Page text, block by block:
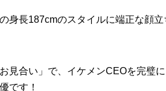
身長187cmのスタイルに端正な顔立
見合い」で、イケメンCEOを完璧
です！